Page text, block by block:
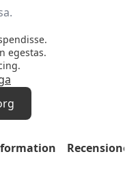
egestas.
Recensioner